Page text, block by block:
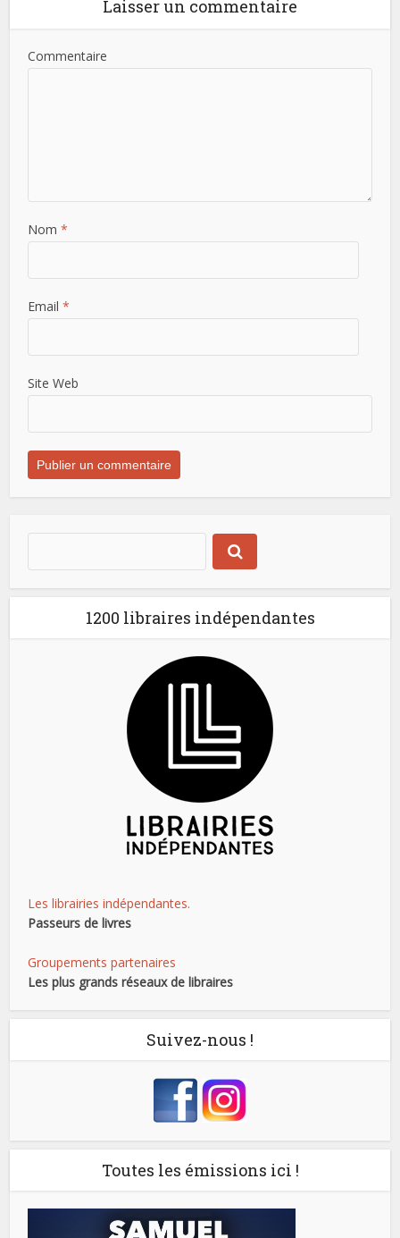
Laisser un commentaire
Commentaire
Nom *
Email *
Site Web
1200 libraires indépendantes
Les librairies indépendantes.
Passeurs de livres
Groupements partenaires
Les plus grands réseaux de libraires
Suivez-nous !
Toutes les émissions ici !